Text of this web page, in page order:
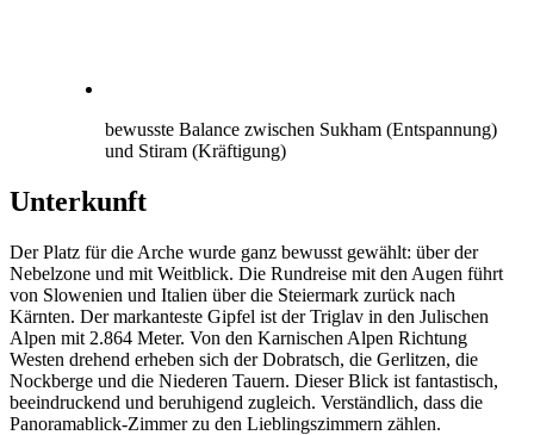
bewusste Balance zwischen Sukham (Entspannung)
und Stiram (Kräftigung)
Unterkunft
Der Platz für die Arche wurde ganz bewusst gewählt: über der
Nebelzone und mit Weitblick. Die Rundreise mit den Augen führt
von Slowenien und Italien über die Steiermark zurück nach
Kärnten. Der markanteste Gipfel ist der Triglav in den Julischen
Alpen mit 2.864 Meter. Von den Karnischen Alpen Richtung
Westen drehend erheben sich der Dobratsch, die Gerlitzen, die
Nockberge und die Niederen Tauern. Dieser Blick ist fantastisch,
beeindruckend und beruhigend zugleich. Verständlich, dass die
Panoramablick-Zimmer zu den Lieblingszimmern zählen.